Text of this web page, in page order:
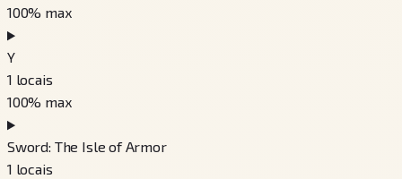
100% max
Y
1 locais
100% max
Sword: The Isle of Armor
1 locais